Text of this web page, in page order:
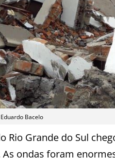
Eduardo Bacelo
Rio Grande do Sul
ondas foram